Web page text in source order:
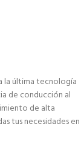
la última tecnología
de conducción al
de alta
tus necesidades en